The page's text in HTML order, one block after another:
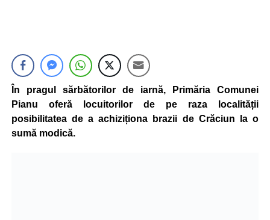
În pragul sărbătorilor de iarnă, Primăria Comunei
Pianu oferă locuitorilor de pe raza localității
posibilitatea de a achiziționa brazii de Crăciun la o
sumă modică.